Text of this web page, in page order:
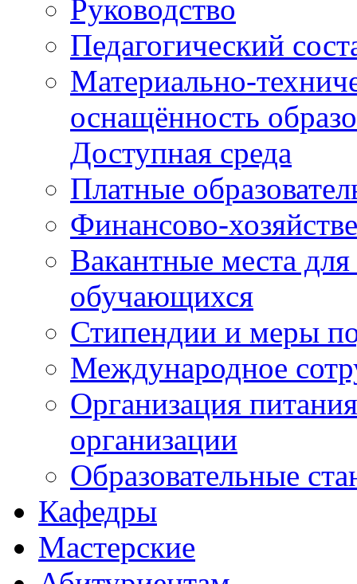
Руководство
Педагогический
Материально-
оснащённость
Доступная среда
Платные
Финансово-
Вакантные места
обучающихся
Стипендии и меры
Международное
Организация
организации
Образовательные
Кафедры
Мастерские